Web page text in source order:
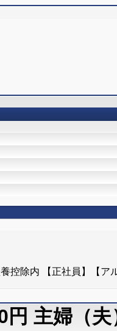
控除内 【正社員】【ア
円 主婦（